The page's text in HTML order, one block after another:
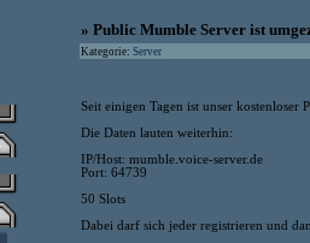
» Public Mumble Server ist
Kategorie: Server
Seit einigen Tagen ist unser kostenloser
Die Daten lauten weiterhin:
IP/Host: mumble.voice-server.de
Port: 64739
50 Slots
Dabei darf sich jeder registrieren und